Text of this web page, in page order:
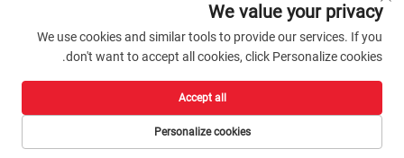
هاتف:+86-13793890209
هاتف:+86-13793890209
حقوق الطبع والنشر © ٢٠٢٦ شركة شاندونغ هواشينغ لتكنولوجيا المواد عالية التقنية
المحدودة. جميع الحقوق محفوظة. |سياسة الخصوصية
We value your privacy
We use cookies and similar tools to provide our services. If you
don't want to accept all cookies, click Personalize cookies.
Personalize cookies
Accept all